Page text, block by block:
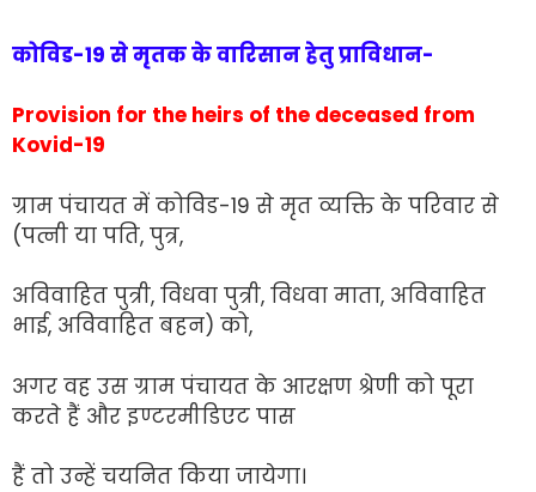
कोविड-19 से मृतक के वारिसान हेतु प्राविधान-
Provision for the heirs of the deceased from
Kovid-19
ग्राम पंचायत में कोविड-19 से मृत व्यक्ति के परिवार से
(पत्नी या पति, पुत्र,
अविवाहित पुत्री, विधवा पुत्री, विधवा माता, अविवाहित
भाई, अविवाहित बहन) को,
अगर वह उस ग्राम पंचायत के आरक्षण श्रेणी को पूरा
करते हैं और इण्टरमीडिएट पास
हैं तो उन्हें चयनित किया जायेगा।